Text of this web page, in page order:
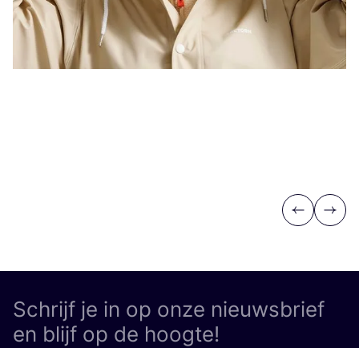
Previous
Next
Schrijf je in op onze nieuwsbrief
en blijf op de hoogte!